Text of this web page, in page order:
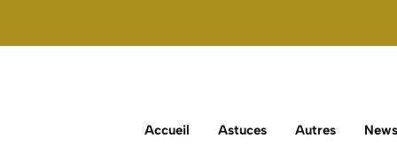
Accueil Astuces Autres News